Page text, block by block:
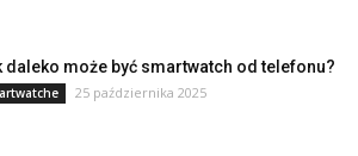
daleko może być smartwatch od telefonu?
25 października 2025